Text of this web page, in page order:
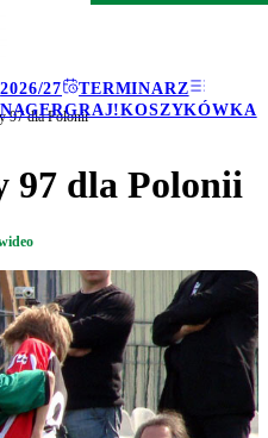
2026/27
TERMINARZ
GRAJ!KOSZYKÓWKA
97 dla Polonii
97 dla Polonii